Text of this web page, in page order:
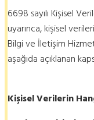
6698 sayılı Kişisel
uyarınca, kişisel
Bilgi ve İletişim
aşağıda açıklanan
Kişisel Verilerin